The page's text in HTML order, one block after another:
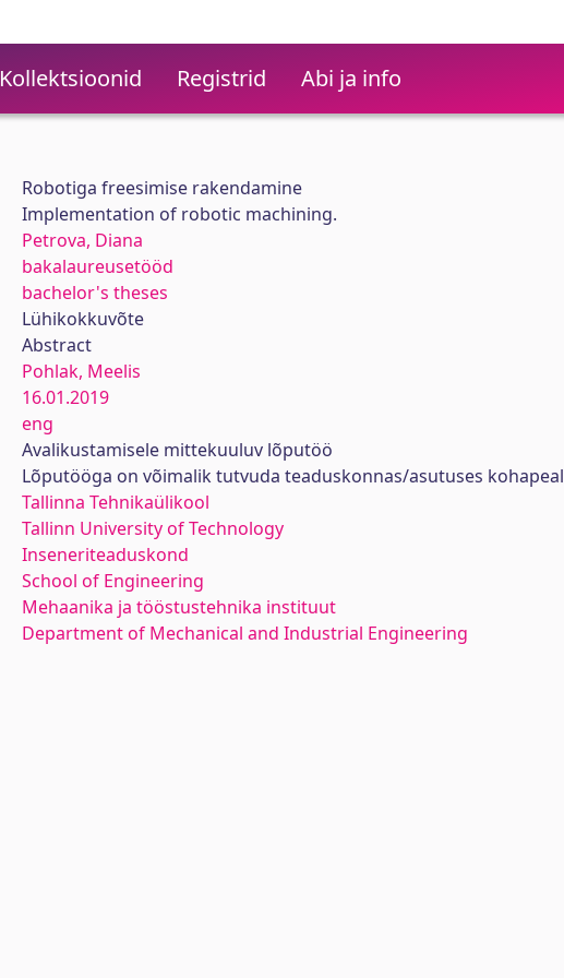
Kollektsioonid Registrid Abi ja info
Robotiga freesimise rakendamine
Implementation of robotic machining.
Petrova, Diana
bakalaureusetööd
bachelor's theses
Lühikokkuvõte
Abstract
Pohlak, Meelis
16.01.2019
eng
Avalikustamisele mittekuuluv lõputöö
Lõputööga on võimalik tutvuda teaduskonnas/asutuses kohapeal
Tallinna Tehnikaülikool
Tallinn University of Technology
Inseneriteaduskond
School of Engineering
Mehaanika ja tööstustehnika instituut
Department of Mechanical and Industrial Engineering